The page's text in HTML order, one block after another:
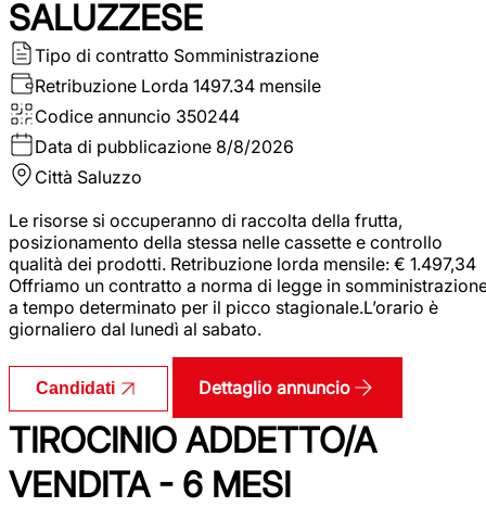
SALUZZESE
Tipo di contratto Somministrazione
Retribuzione Lorda 1497.34 mensile
Codice annuncio 350244
Data di pubblicazione 8/8/2026
Città Saluzzo
Le risorse si occuperanno di raccolta della frutta,
posizionamento della stessa nelle cassette e controllo
qualità dei prodotti. Retribuzione lorda mensile: € 1.497,34
Offriamo un contratto a norma di legge in
a tempo determinato per il picco stagionale.L’orario è
giornaliero dal lunedì al sabato.
Candidati Dettaglio annuncio
TIROCINIO ADDETTO/A
VENDITA - 6 MESI